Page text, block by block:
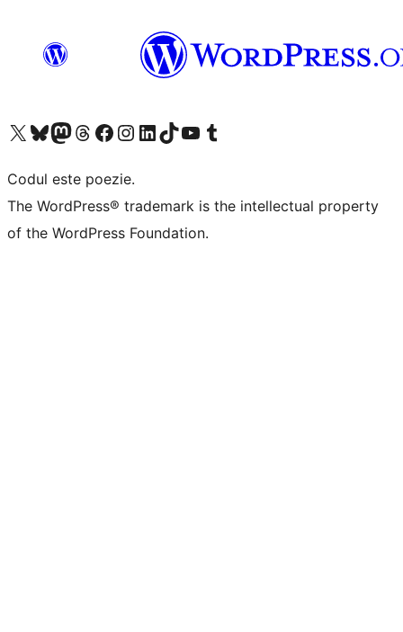
Mergi la contul nostru X (fost Twitter)
Vizitează contul nostru Bluesky
Vizitează contul nostru Mastodon
Vizitează contul nostru Threads
Vizitează pagina noastră Facebook
Vizitează-ne pe Instagram
Vizitează-ne pe LinkedIn
Vizitează contul nostru TikTok
Vizitează canalul nostru YouTube
Vizitează contul nostru Tumblr
Codul este poezie.
The WordPress® trademark is the intellectual property
of the WordPress Foundation.